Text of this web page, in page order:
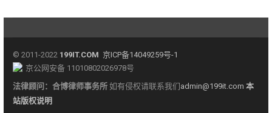
© 2011-2022 199IT.COM 京ICP备14049259号-1
京公网安备 11010802026978号
法律顾问： 合博律师事务所 如有侵权请联系我们admin@199it.com 本
站版权说明